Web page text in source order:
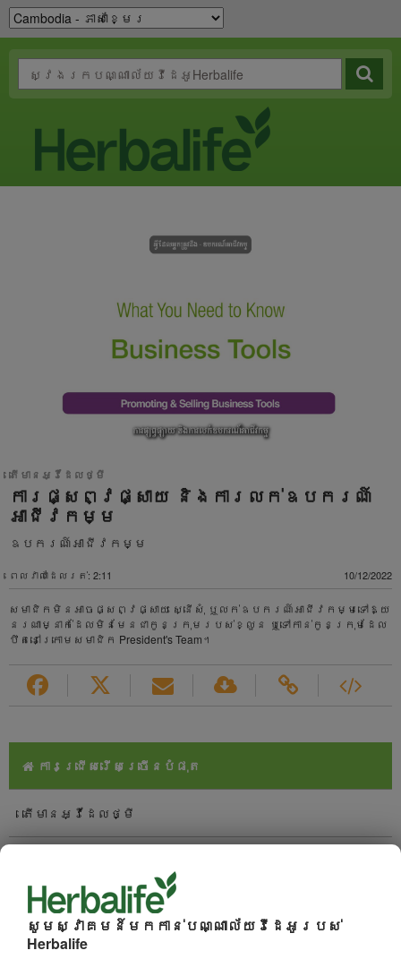
សូមស្វាគមន៍មកកាន់បណ្ណាល័យវីដេអូរបស់
Herbalife
តើមានអ្វីដែលថ្មី
ការផ្សព្វផ្សាយ និងការលក់ឧបករណ៍
អាជីវកម្ម
ឧបករណ៍អាជីវកម្ម
ពេលវាលាដែលរត់: 2:11 10/12/2022
សមាជិកមិនអាចផ្សព្វផ្សាយ ស្នើសុំ ឬលក់ឧបករណ៍អាជីវកម្មទៅឱ្យ
នរណាម្នាក់ដែលមិនមែនជាកូនក្រុមរបស់ខ្លួន ឬទៅកាន់កូនក្រុមដែល
ឋិតនៅក្រោមសមាជិក President's Team។
ការជ្រើសរើសច្រើនបំផុត
តើមានអ្វីដែលថ្មី
ការមើលច្រើនបំផុត
រកមើលប៉ុស្តិ៍